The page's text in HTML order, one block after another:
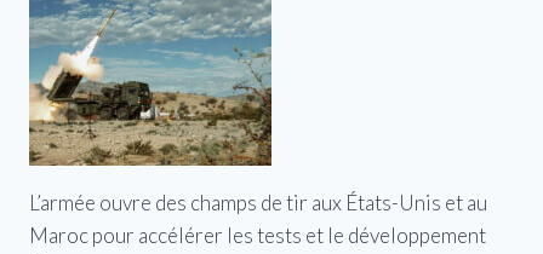
L’armée ouvre des champs de tir aux États-Unis et au
Maroc pour accélérer les tests et le développement